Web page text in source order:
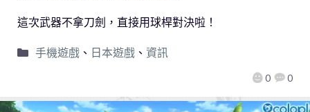
0 0
這次武器不拿刀劍，直接用球桿對決啦！
手機遊戲、 日本遊戲、 資訊